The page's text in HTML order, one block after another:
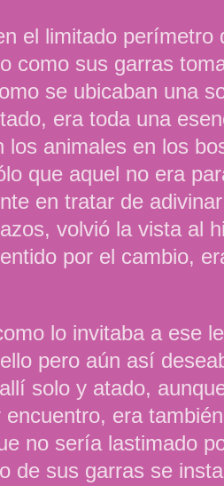
el limitado perímetro
como sus garras
se ubicaban una
era toda una
los animales en los
que aquel no era
en tratar de
volvió la vista al
por el cambio,
lo invitaba a ese
pero aún así
solo y atado,
era
no sería lastimado
de sus garras se